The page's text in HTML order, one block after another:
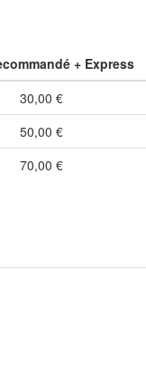
+ Express
30,00 €
50,00 €
70,00 €